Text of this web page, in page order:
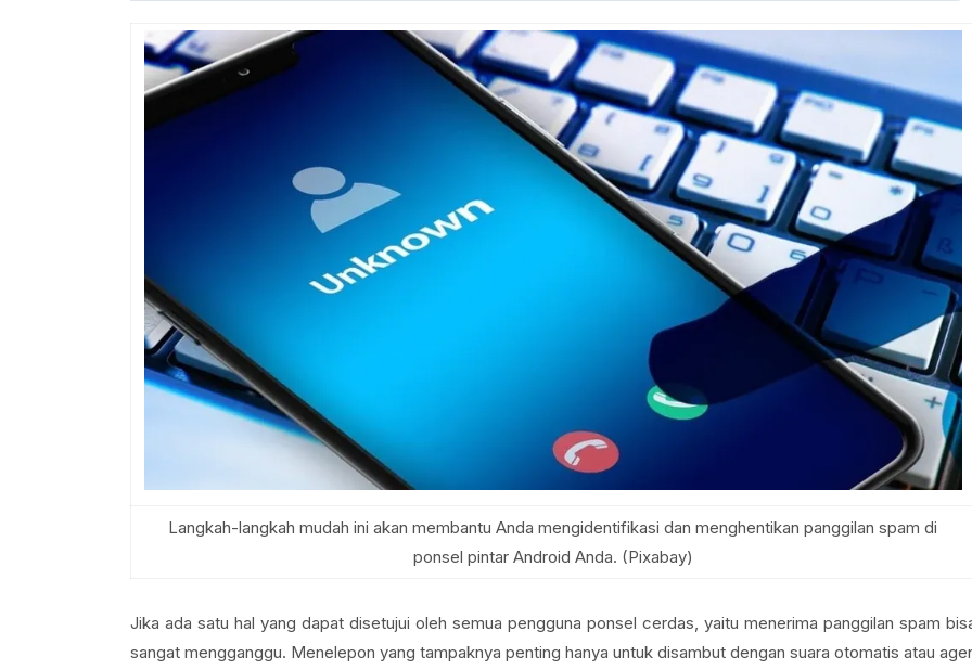
Langkah-langkah mudah ini akan membantu Anda mengidentifikasi dan menghentikan panggilan spam di
ponsel pintar Android Anda. (Pixabay)
Jika ada satu hal yang dapat disetujui oleh semua pengguna ponsel cerdas, yaitu menerima panggilan spam
sangat mengganggu. Menelepon yang tampaknya penting hanya untuk disambut dengan suara otomatis atau